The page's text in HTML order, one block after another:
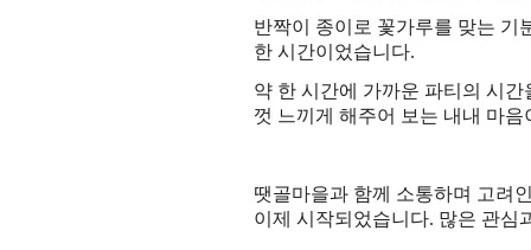
반짝이 종이로 꽃가루를 맞는 기
한 시간이었습니다.
약 한 시간에 가까운 파티의 시
껏 느끼게 해주어 보는 내내 마
땟골마을과 함께 소통하며 고려
이제 시작되었습니다. 많은 관심